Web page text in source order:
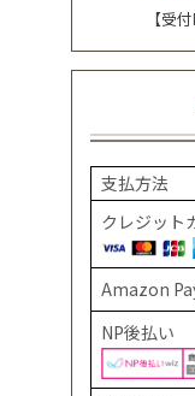
【受
支払方法
クレジット
Amazon
NP後払い